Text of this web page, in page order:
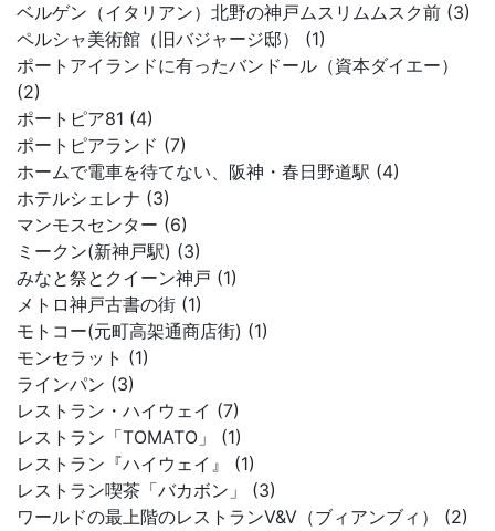
ベルゲン（イタリアン）北野の神戸ムスリムムスク前 (3)
ペルシャ美術館（旧バジャージ邸） (1)
ポートアイランドに有ったバンドール（資本ダイエー）
(2)
ポートピア81 (4)
ポートピアランド (7)
ホームで電車を待てない、阪神・春日野道駅 (4)
ホテルシェレナ (3)
マンモスセンター (6)
ミークン(新神戸駅) (3)
みなと祭とクイーン神戸 (1)
メトロ神戸古書の街 (1)
モトコー(元町高架通商店街) (1)
モンセラット (1)
ラインパン (3)
レストラン・ハイウェイ (7)
レストラン「TOMATO」 (1)
レストラン『ハイウェイ』 (1)
レストラン喫茶「バカボン」 (3)
ワールドの最上階のレストランV&V（ブィアンブィ） (2)